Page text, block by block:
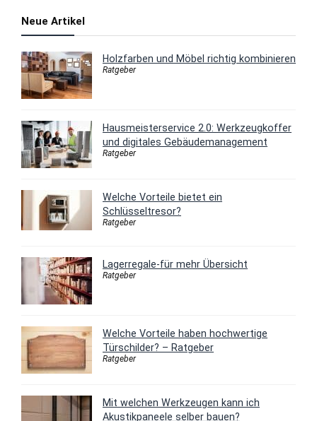
Neue Artikel
Holzfarben und Möbel richtig kombinieren
Ratgeber
Hausmeisterservice 2.0: Werkzeugkoffer
und digitales Gebäudemanagement
Ratgeber
Welche Vorteile bietet ein
Schlüsseltresor?
Ratgeber
Lagerregale-für mehr Übersicht
Ratgeber
Welche Vorteile haben hochwertige
Türschilder? – Ratgeber
Ratgeber
Mit welchen Werkzeugen kann ich
Akustikpaneele selber bauen?